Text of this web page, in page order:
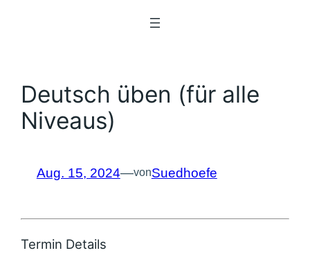
Deutsch üben (für alle
Niveaus)
Aug. 15, 2024—vonSuedhoefe
Termin Details